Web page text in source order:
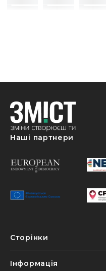
Наші партнери
Сторінки
Інформація